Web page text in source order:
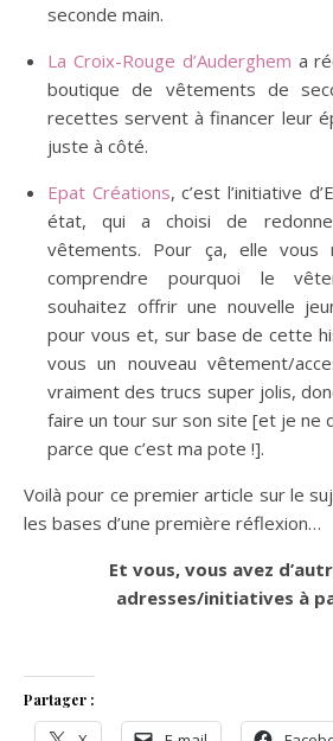
seconde main.
La Croix-Rouge d’Auderghem a
boutique de vêtements de
recettes servent à financer leur
juste à côté.
Epat Créations, c’est l’initiative
état, qui a choisi de
vêtements. Pour ça, elle vous
comprendre pourquoi le
souhaitez offrir une nouvelle
pour vous et, sur base de cette
vous un nouveau vêtement/
vraiment des trucs super jolis,
faire un tour sur son site [et je ne
parce que c’est ma pote !].
Voilà pour ce premier article sur le
les bases d’une première réflexion…
Et vous, vous avez
adresses/initiatives à
Partager :